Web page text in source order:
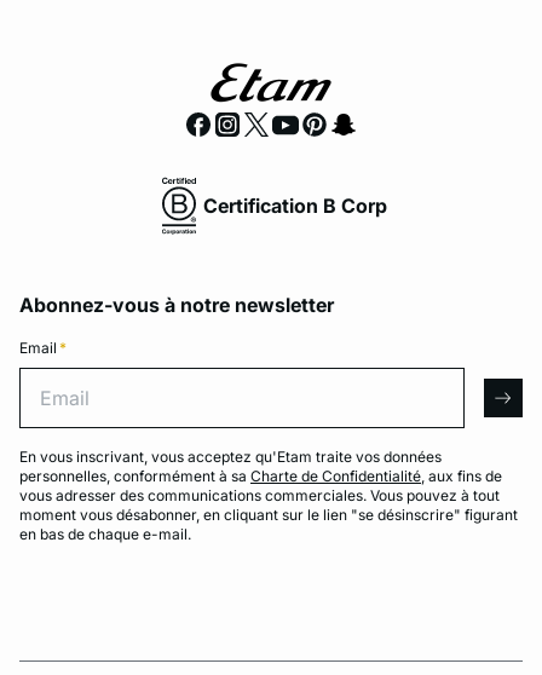
Certification B Corp
Abonnez-vous à notre newsletter
Email *
En vous inscrivant, vous acceptez qu'Etam traite vos données
personnelles, conformément à sa Charte de Confidentialité, aux fins de
vous adresser des communications commerciales. Vous pouvez à tout
moment vous désabonner, en cliquant sur le lien "se désinscrire" figurant
en bas de chaque e-mail.